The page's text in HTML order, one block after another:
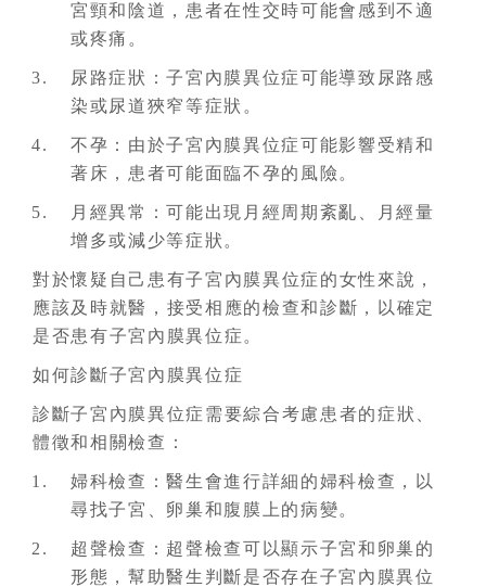
宮頸和陰道，患者在性交時可能會感到不適
或疼痛。
尿路症狀：子宮內膜異位症可能導致尿路感
染或尿道狹窄等症狀。
不孕：由於子宮內膜異位症可能影響受精和
著床，患者可能面臨不孕的風險。
月經異常：可能出現月經周期紊亂、月經量
增多或減少等症狀。
對於懷疑自己患有子宮內膜異位症的女性來說，
應該及時就醫，接受相應的檢查和診斷，以確定
是否患有子宮內膜異位症。
如何診斷子宮內膜異位症
診斷子宮內膜異位症需要綜合考慮患者的症狀、
體徵和相關檢查：
婦科檢查：醫生會進行詳細的婦科檢查，以
尋找子宮、卵巢和腹膜上的病變。
超聲檢查：超聲檢查可以顯示子宮和卵巢的
形態，幫助醫生判斷是否存在子宮內膜異位